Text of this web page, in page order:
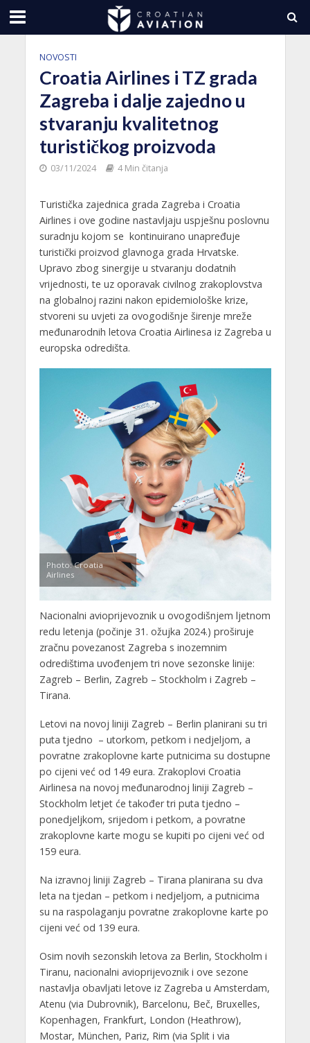
NOVOSTI
Croatia Airlines i TZ grada
Zagreba i dalje zajedno u
stvaranju kvalitetnog
turističkog proizvoda
03/11/2024 4 Min čitanja
Turistička zajednica grada Zagreba i Croatia
Airlines i ove godine nastavljaju uspješnu poslovnu
suradnju kojom se kontinuirano unapređuje
turistički proizvod glavnoga grada Hrvatske.
Upravo zbog sinergije u stvaranju dodatnih
vrijednosti, te uz oporavak civilnog zrakoplovstva
na globalnoj razini nakon epidemiološke krize,
stvoreni su uvjeti za ovogodišnje širenje mreže
međunarodnih letova Croatia Airlinesa iz Zagreba u
europska odredišta.
Photo: Croatia
Airlines
Nacionalni avioprijevoznik u ovogodišnjem ljetnom
redu letenja (počinje 31. ožujka 2024.) proširuje
zračnu povezanost Zagreba s inozemnim
odredištima uvođenjem tri nove sezonske linije:
Zagreb – Berlin, Zagreb – Stockholm i Zagreb –
Tirana.
Letovi na novoj liniji Zagreb – Berlin planirani su tri
puta tjedno – utorkom, petkom i nedjeljom, a
povratne zrakoplovne karte putnicima su dostupne
po cijeni već od 149 eura. Zrakoplovi Croatia
Airlinesa na novoj međunarodnoj liniji Zagreb –
Stockholm letjet će također tri puta tjedno –
ponedjeljkom, srijedom i petkom, a povratne
zrakoplovne karte mogu se kupiti po cijeni već od
159 eura.
Na izravnoj liniji Zagreb – Tirana planirana su dva
leta na tjedan – petkom i nedjeljom, a putnicima
su na raspolaganju povratne zrakoplovne karte po
cijeni već od 139 eura.
Osim novih sezonskih letova za Berlin, Stockholm i
Tiranu, nacionalni avioprijevoznik i ove sezone
nastavlja obavljati letove iz Zagreba u Amsterdam,
Atenu (via Dubrovnik), Barcelonu, Beč, Bruxelles,
Kopenhagen, Frankfurt, London (Heathrow),
Mostar, München, Pariz, Rim (via Split i via